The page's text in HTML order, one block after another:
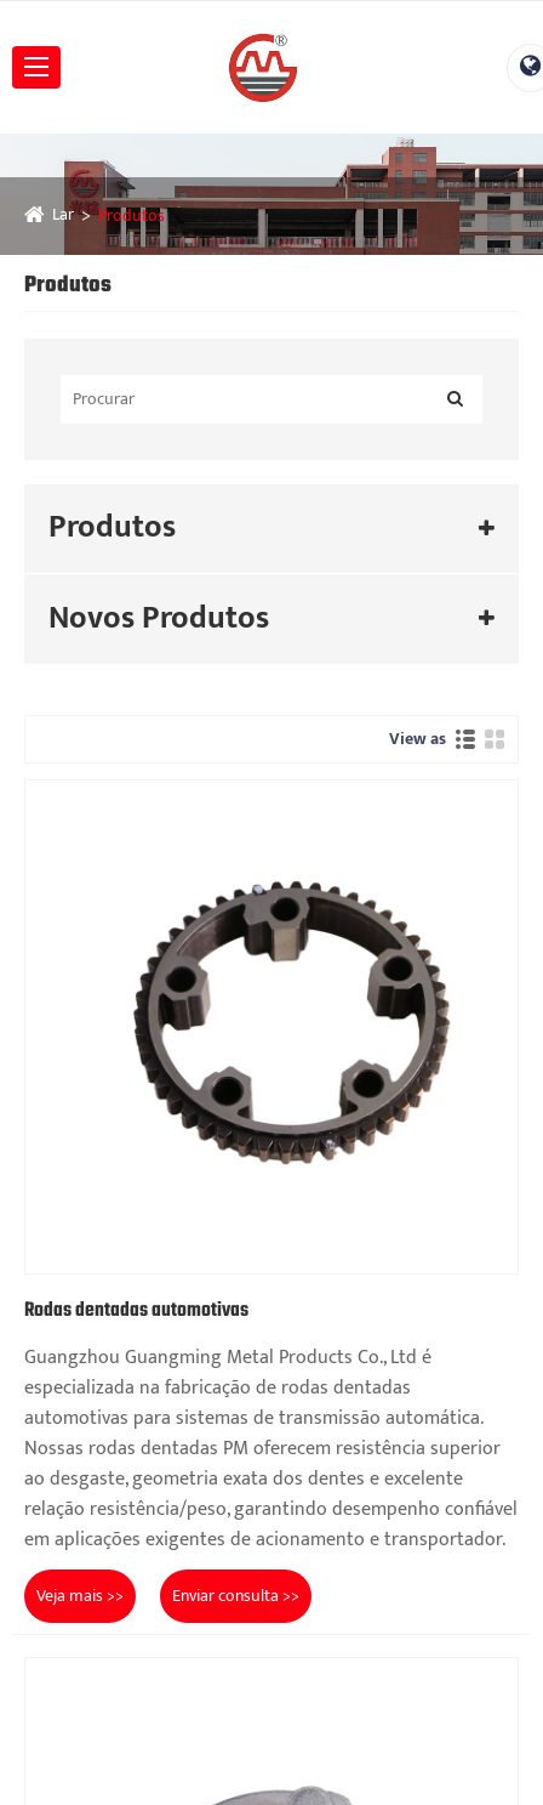
Lar Produtos
Produtos
Produtos
Novos Produtos
View as
Rodas dentadas automotivas
Guangzhou Guangming Metal Products Co., Ltd é
especializada na fabricação de rodas dentadas
automotivas para sistemas de transmissão automática.
Nossas rodas dentadas PM oferecem resistência superior
ao desgaste, geometria exata dos dentes e excelente
relação resistência/peso, garantindo desempenho confiável
em aplicações exigentes de acionamento e transportador.
Veja mais >> Enviar consulta >>